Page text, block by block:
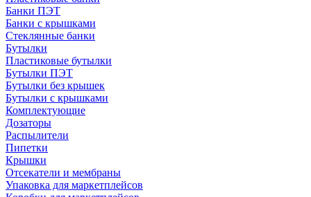
Банки ПЭТ
Банки с крышками
Стеклянные банки
Бутылки
Пластиковые бутылки
Бутылки ПЭТ
Бутылки без крышек
Бутылки с крышками
Комплектующие
Дозаторы
Распылители
Пипетки
Крышки
Отсекатели и мембраны
Упаковка для маркетплейсов